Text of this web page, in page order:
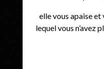
elle vous apaise
lequel vous n’avez